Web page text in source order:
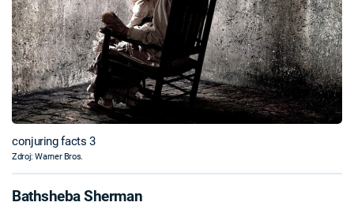
conjuring facts 3
Zdroj: Warner Bros.
Bathsheba Sherman